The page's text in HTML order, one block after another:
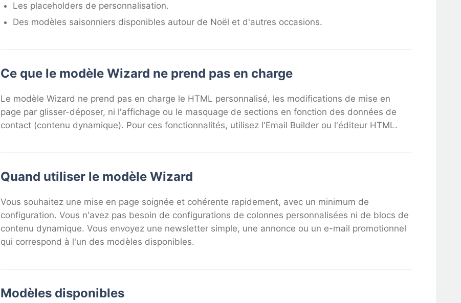
Les placeholders de personnalisation.
Des modèles saisonniers disponibles autour de Noël et d'autres occasions.
Ce que le modèle Wizard ne prend pas en charge
Le modèle Wizard ne prend pas en charge le HTML personnalisé, les modifications de mise en
page par glisser-déposer, ni l'affichage ou le masquage de sections en fonction des données de
contact (contenu dynamique). Pour ces fonctionnalités, utilisez l'Email Builder ou l'éditeur HTML.
Quand utiliser le modèle Wizard
Vous souhaitez une mise en page soignée et cohérente rapidement, avec un minimum de
configuration. Vous n'avez pas besoin de configurations de colonnes personnalisées ni de blocs de
contenu dynamique. Vous envoyez une newsletter simple, une annonce ou un e-mail promotionnel
qui correspond à l'un des modèles disponibles.
Modèles disponibles